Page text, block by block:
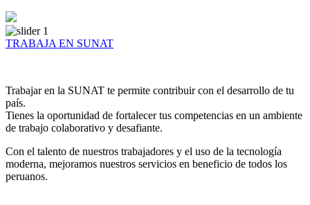
TRABAJA EN SUNAT
Trabajar en la SUNAT te permite contribuir con el desarrollo de tu
país.
Tienes la oportunidad de fortalecer tus competencias en un ambiente
de trabajo colaborativo y desafiante.
Con el talento de nuestros trabajadores y el uso de la tecnología
moderna, mejoramos nuestros servicios en beneficio de todos los
peruanos.